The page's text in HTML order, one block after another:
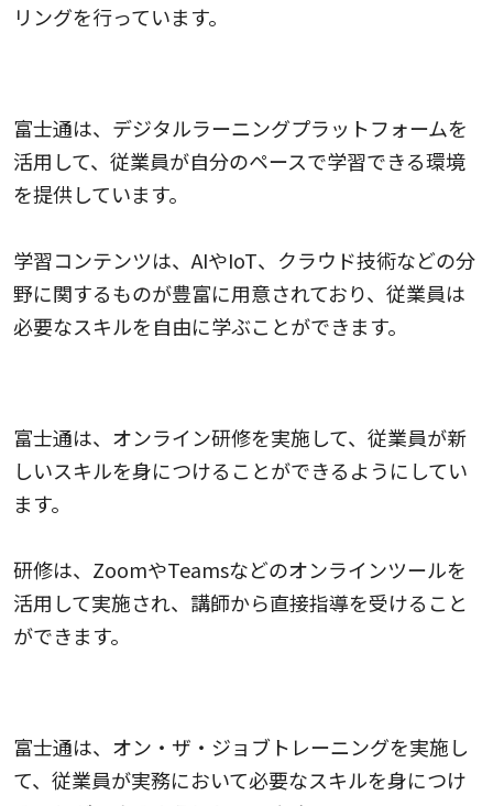
リングを行っています。
富士通は、デジタルラーニングプラットフォームを
活用して、従業員が自分のペースで学習できる環境
を提供しています。
学習コンテンツは、AIやIoT、クラウド技術などの分
野に関するものが豊富に用意されており、従業員は
必要なスキルを自由に学ぶことができます。
富士通は、オンライン研修を実施して、従業員が新
しいスキルを身につけることができるようにしてい
ます。
研修は、ZoomやTeamsなどのオンラインツールを
活用して実施され、講師から直接指導を受けること
ができます。
富士通は、オン・ザ・ジョブトレーニングを実施し
て、従業員が実務において必要なスキルを身につけ